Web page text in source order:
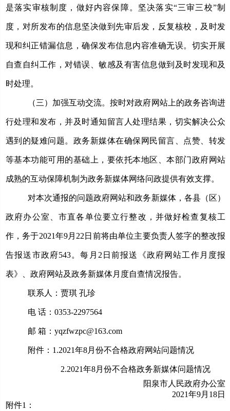
是落实审核制度，做好内容保障。 坚决落实“三审三校”制
度， 对所发布的信息坚决做到先审后发，反复核校，及时发
现和纠正错漏信息，确保发布信息内容准确无误。 切实开展
自查自纠工作，对错误、敏感及有害信息做到及时发现和及
时处理。
（三）加强互动交流。按时对政府网站上的政务咨询进
行处理和发布，并及时通知留言人处理结果，切实解决公众
遇到的疑难问题。政务新媒体在确保网民留言、点赞、转发
等基本功能可用的基础上，要依托本地区、本部门政府网站
成熟的互动保障机制为政务新媒体网络问政提供有效支撑。
对本次通报的问题政府网站和政务新媒体，各县（区）
政府办公室、市直各单位要立行整改，并做好检查复核工
作，务于2021年9月22日前将由单位主要负责人签字的整改报
告报送市政府543。每月2日前报送《政府网站工作月度报
表》、政府网站及政务新媒体月度自查情况报告。
联系人：贾琪孔珍
电话：0353-2297564
邮 箱：yqzfwzpc@163.com
附件： 1.2021年8月份不合格政府网站问题情况
2.2021年8月份不合格政务新媒体问题情况
阳泉市人民政府办公室
2021年9月18日
附件1：